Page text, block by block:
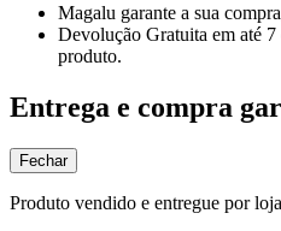
Magalu garante a sua
Devolução Gratuita em até
produto.
Entrega e compra
Fechar
Produto vendido e entregue por